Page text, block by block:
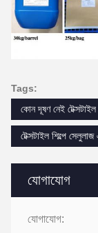
যোগাযোগ
যোগাযোগ:
Tags:
কোন দূষণ নেই
টেক্সটাইল শিল্পে